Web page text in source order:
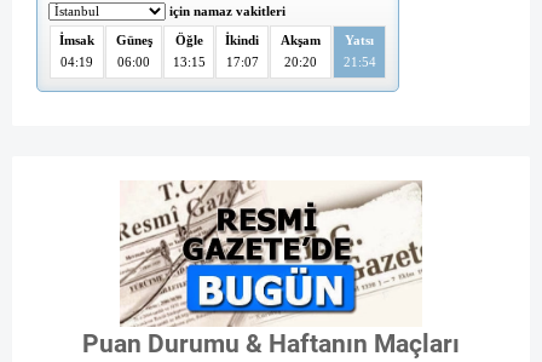
Puan Durumu & Haftanın Maçları